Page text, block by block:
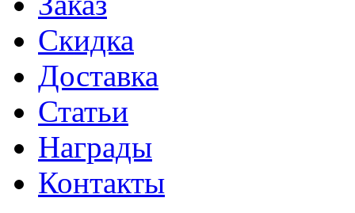
Скидка
Доставка
Статьи
Награды
Контакты